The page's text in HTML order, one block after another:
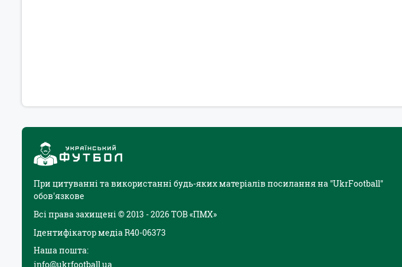
При цитуванні та використанні будь-яких матеріалів посилання на "UkrFootball"
обов'язкове
Всі права захищені © 2013 - 2026 ТОВ «ПМХ»
Ідентифікатор медіа R40-06373
Наша пошта:
info@ukrfootball.ua